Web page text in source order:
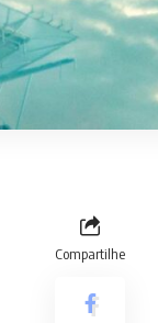
Compartilhe